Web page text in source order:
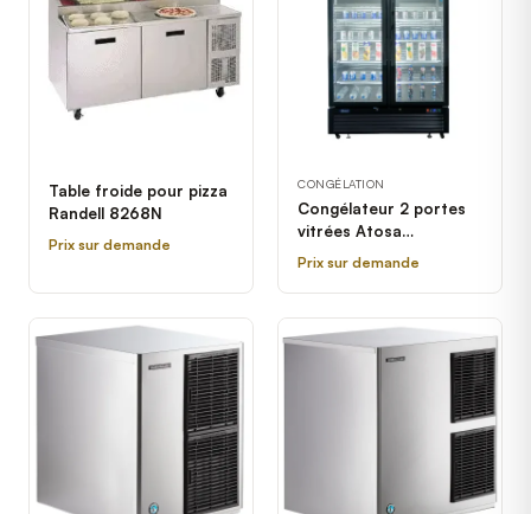
Table froide pour pizza
Randell 8268N
Prix sur demande
CONGÉLATION
Congélateur 2 portes
vitrées Atosa
MCF8721GR
Prix sur demande